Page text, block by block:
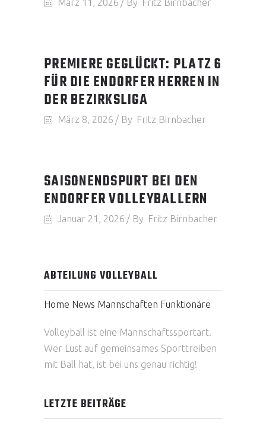
März 11, 2026 By Fritz Birnbacher
PREMIERE GEGLÜCKT: PLATZ 6
FÜR DIE ENDORFER HERREN IN
DER BEZIRKSLIGA
März 8, 2026 By Fritz Birnbacher
SAISONENDSPURT BEI DEN
ENDORFER VOLLEYBALLERN
Januar 21, 2026 By Fritz Birnbacher
ABTEILUNG VOLLEYBALL
Home News Mannschaften Funktionäre
Volleyball ist eine Mannschaftssportart.
Wer Lust auf gemeinsames Sporttreiben
mit Ball hat, ist bei uns genau richtig!
LETZTE BEITRÄGE